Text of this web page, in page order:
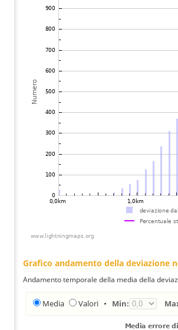
Grafico andamento della deviazione
Andamento temporale della media della
Media Valori • Min: